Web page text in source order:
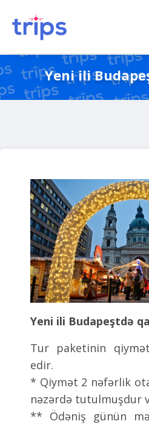
Yeni ili
Yeni ili Budapeştdə
Tur paketinin
edir.
* Qiymət 2 nəfərlik
nəzərdə tutulmuşdur
** Ödəniş günün